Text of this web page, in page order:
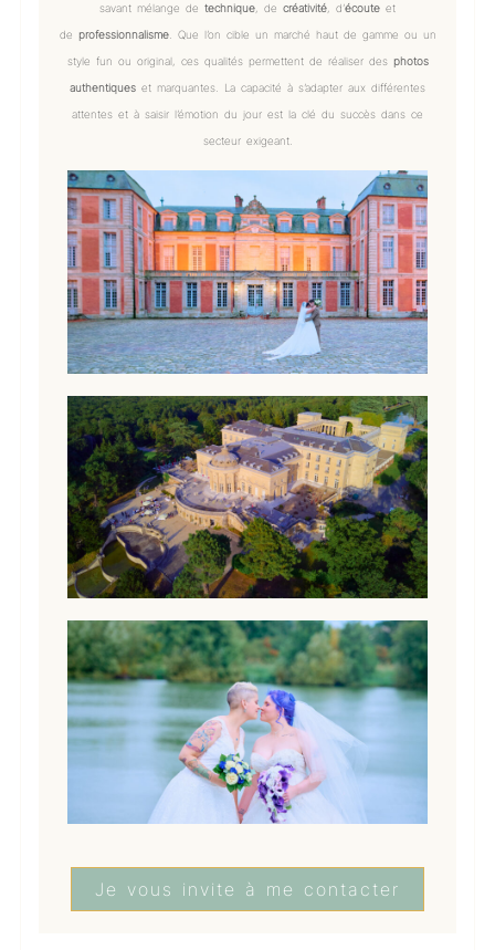
savant mélange de technique, de créativité, d’écoute et
de professionnalisme. Que l’on cible un marché haut de gamme ou un
style fun ou original, ces qualités permettent de réaliser des photos
authentiques et marquantes. La capacité à s’adapter aux différentes
attentes et à saisir l’émotion du jour est la clé du succès dans ce
secteur exigeant.
Je vous invite à me contacter